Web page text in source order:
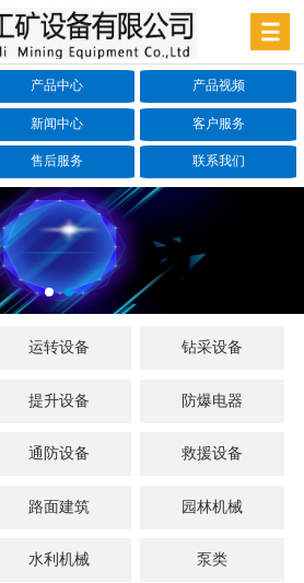
产品中心 产品视频
新闻中心 客户服务
售后服务 联系我们
运转设备 钻采设备
提升设备 防爆电器
通防设备 救援设备
路面建筑 园林机械
水利机械 泵类